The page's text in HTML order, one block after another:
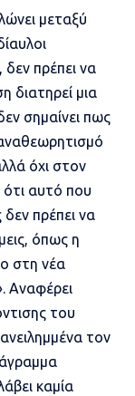
μεταξύ
πρέπει να
διατηρεί μια
σημαίνει πως
όχι στον
αυτό που
πρέπει να
όπως η
στη νέα
Αναφέρει
του
τον
καμία